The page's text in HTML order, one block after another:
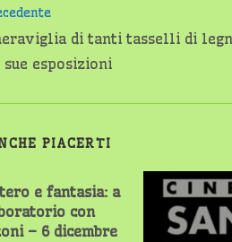
di tanti tasselli di
esposizioni
PIACERTI
e fantasia: a
con
– 6 dicembre